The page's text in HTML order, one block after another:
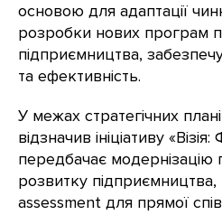
основою для адаптації
розробки нових програм
підприємництва,
та ефективність.
У межах стратегічних
відзначив ініціативу
передбачає
розвитку
assessment для прямої